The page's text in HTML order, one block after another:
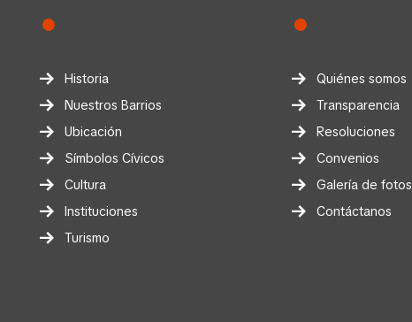
Historia
Nuestros Barrios
Ubicación
Símbolos Cívicos
Cultura
Instituciones
Turismo
Quiénes somos
Transparencia
Resoluciones
Convenios
Galería de fotos
Contáctanos